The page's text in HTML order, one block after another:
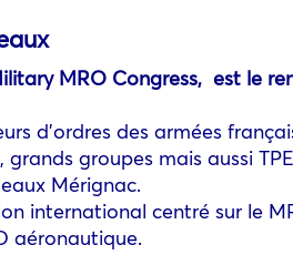
MRO Congress, est le
d’ordres des armées
groupes mais aussi
Mérignac.
international centré sur le
aéronautique.